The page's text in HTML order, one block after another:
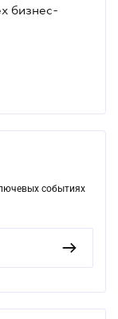
бизнес-
событиях